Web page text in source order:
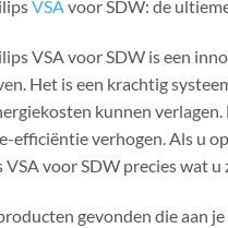
VSAvoor SDW: de
VSA voor SDW is een
Het is een krachtig
kunnen
efficiëntie verhogen. Als u
VSA voor SDW precies wat u
gevonden die aan